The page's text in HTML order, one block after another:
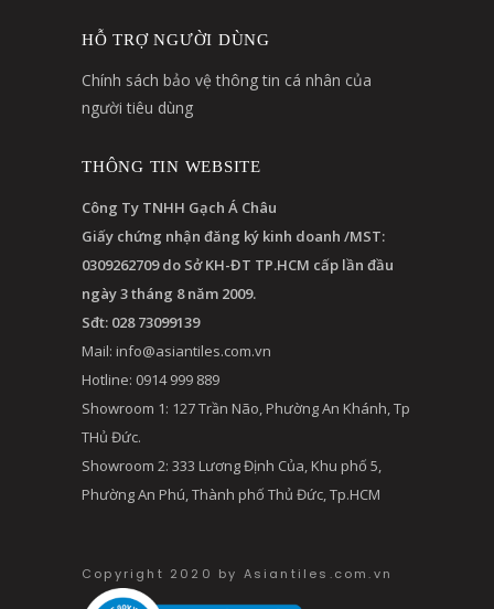
HỖ TRỢ NGƯỜI DÙNG
Chính sách bảo vệ thông tin cá nhân của
người tiêu dùng
THÔNG TIN WEBSITE
Công Ty TNHH Gạch Á Châu
Giấy chứng nhận đăng ký kinh doanh /MST:
0309262709 do Sở KH-ĐT TP.HCM cấp lần đầu
ngày 3 tháng 8 năm 2009.
Sđt: 028 73099139
Mail: info@asiantiles.com.vn
Hotline: 0914 999 889
Showroom 1: 127 Trần Não, Phường An Khánh, Tp
THủ Đức.
Showroom 2: 333 Lương Định Của, Khu phố 5,
Phường An Phú, Thành phố Thủ Đức, Tp.HCM
Copyright 2020 by Asiantiles.com.vn